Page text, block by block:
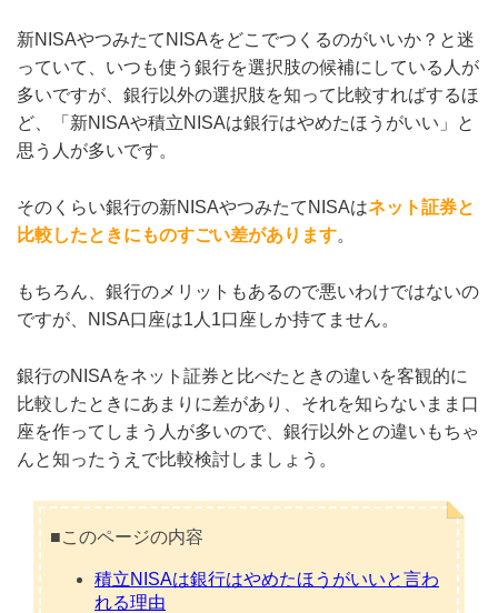
新NISAやつみたてNISAをどこでつくるのがいいか？と迷
っていて、いつも使う銀行を選択肢の候補にしている人が
多いですが、銀行以外の選択肢を知って比較すればするほ
ど、「新NISAや積立NISAは銀行はやめたほうがいい」と
思う人が多いです。
そのくらい銀行の新NISAやつみたてNISAはネット証券と
比較したときにものすごい差があります。
もちろん、銀行のメリットもあるので悪いわけではないの
ですが、NISA口座は1人1口座しか持てません。
銀行のNISAをネット証券と比べたときの違いを客観的に
比較したときにあまりに差があり、それを知らないまま口
座を作ってしまう人が多いので、銀行以外との違いもちゃ
んと知ったうえで比較検討しましょう。
■このページの内容
積立NISAは銀行はやめたほうがいいと言わ
れる理由